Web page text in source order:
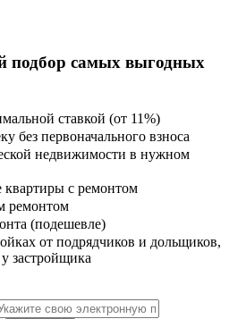
подбор самых выгодных
ставкой (от 11%)
без первоначального взноса
недвижимости в нужном
с ремонтом
ремонтом
(подешевле)
от подрядчиков и дольщиков,
застройщика